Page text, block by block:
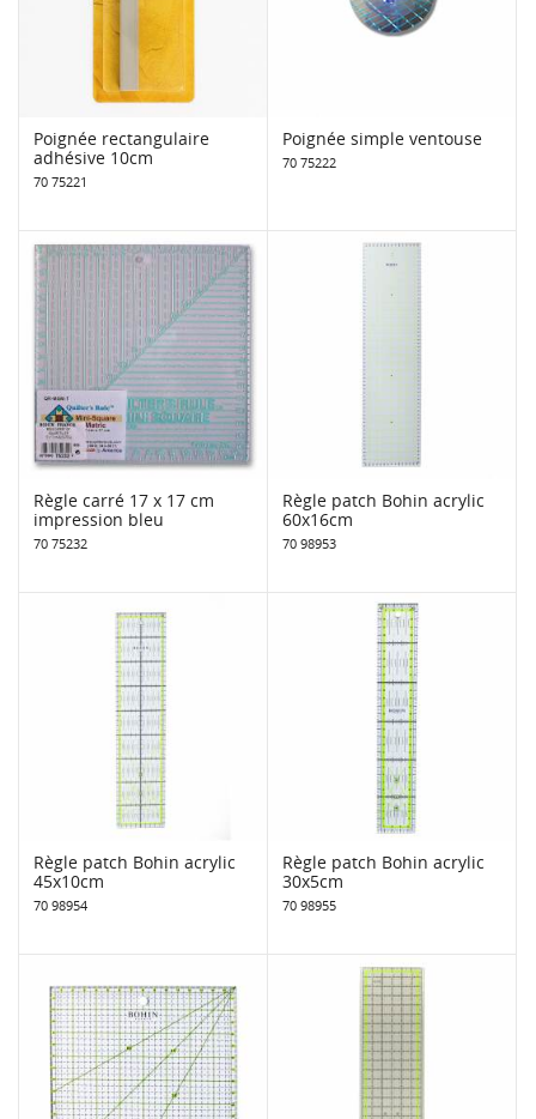
Poignée rectangulaire
adhésive 10cm
70 75221
Poignée simple ventouse
70 75222
Règle carré 17 x 17 cm
impression bleu
70 75232
Règle patch Bohin acrylic
60x16cm
70 98953
Règle patch Bohin acrylic
45x10cm
70 98954
Règle patch Bohin acrylic
30x5cm
70 98955